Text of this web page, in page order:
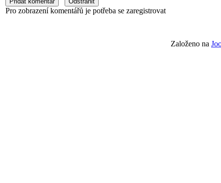
Pro zobrazení komentářů je potřeba se zaregistrovat
Založeno na